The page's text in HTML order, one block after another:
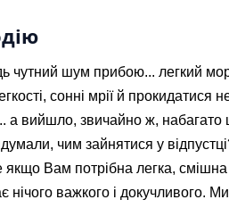
чутний шум прибою... легкий
сонні мрії й
а вийшло, звичайно ж, набагато
чим зайнятися у
якщо Вам потрібна легка, смішна
нічого важкого і докучливого.